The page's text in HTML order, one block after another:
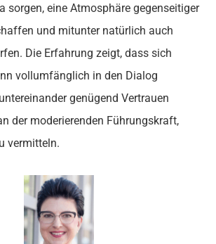
sorgen, eine Atmosphäre gegenseitiger
und mitunter natürlich auch
Die Erfahrung zeigt, dass sich
vollumfänglich in den Dialog
genügend Vertrauen
der moderierenden Führungskraft,
vermitteln.